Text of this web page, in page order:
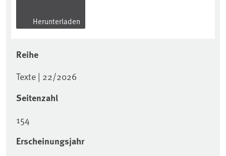
Herunterladen
Reihe
Texte | 22/2026
Seitenzahl
154
Erscheinungsjahr